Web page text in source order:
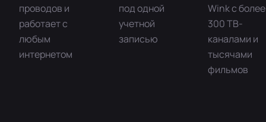
проводов и
работает с
любым
интернетом
под одной
учетной
записью
Wink с более
300 ТВ-
каналами и
тысячами
фильмов